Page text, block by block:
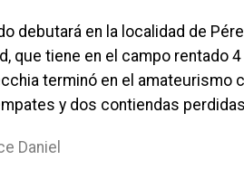
debutará en la localidad de
que tiene en el campo rentado
terminó en el
y dos contiendas
Daniel